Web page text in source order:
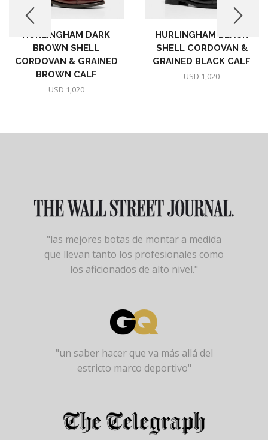
HURLINGHAM DARK
BROWN SHELL
CORDOVAN & GRAINED
BROWN CALF
USD 1,020
HURLINGHAM BLACK
SHELL CORDOVAN &
GRAINED BLACK CALF
USD 1,020
"las mejores botas de montar a medida
que llevan tanto los profesionales como
los aficionados de alto nivel."
"un saber hacer que va más allá del
estricto marco deportivo"